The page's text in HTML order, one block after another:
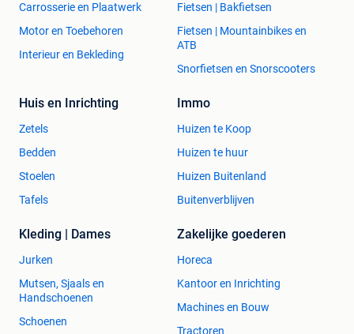
Carrosserie en Plaatwerk
Motor en Toebehoren
Interieur en Bekleding
Fietsen | Bakfietsen
Fietsen | Mountainbikes en
ATB
Snorfietsen en Snorscooters
Huis en Inrichting
Zetels
Bedden
Stoelen
Tafels
Immo
Huizen te Koop
Huizen te huur
Huizen Buitenland
Buitenverblijven
Kleding | Dames
Jurken
Mutsen, Sjaals en
Handschoenen
Schoenen
Zakelijke goederen
Horeca
Kantoor en Inrichting
Machines en Bouw
Tractoren